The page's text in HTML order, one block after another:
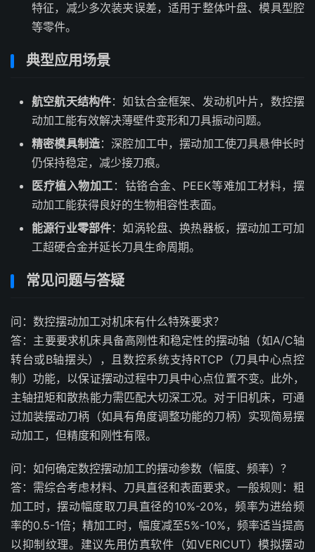
特征，减少多次装夹误差，适用于整体叶盘、模具型腔
等零件。
典型应用场景
航空航天结构件：如钛合金框架、发动机叶片，数控摆
动加工能有效解决薄壁件变形和刀具振动问题。
精密模具制造：深腔加工中，摆动加工使刀具悬伸长时
仍保持稳定，减少接刀痕。
医疗植入物加工 ：钴铬合金、PEEK等难加工材料，摆
动加工能获得良好的生物相容性表面。
能源行业零部件：如涡轮盘、换热器板，摆动加工可加
工超硬合金并延长刀具生命周期。
常见问题与答疑
问：数控摆动加工对机床有什么特殊要求？
答：主要要求机床具备高刚性和稳定性的摆动轴（如A/C轴
转台或B轴摆头），且数控系统支持RTCP（刀具中心点控
制）功能，以保证摆动过程中刀具中心点位置不变。此外，
主轴扭矩和散热能力需匹配大切深工况。对于旧机床，可通
过加装摆动刀柄（如具有角度调整功能的刀柄）实现简易摆
动加工，但精度和刚性有限。
问：如何确定数控摆动加工的摆动参数（幅度、频率）？
答：需综合考虑材料、刀具直径和表面要求。一般规则：粗
加工时，摆动幅度取刀具直径的10%-20%，频率为进给频
率的0.5-1倍；精加工时，幅度减至5%-10%，频率适当提高
以抑制纹理。建议先用仿真软件（如VERICUT）模拟摆动